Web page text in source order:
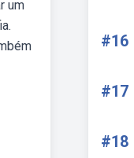
um
#16
#17
#18